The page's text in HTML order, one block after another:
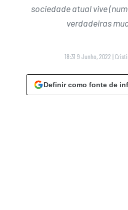
sociedade atual vive
verdadeiras
18:31 9 Junho, 2022 |
Definir como fonte de